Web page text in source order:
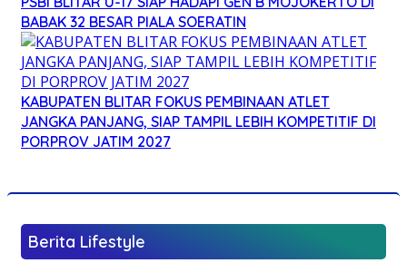
BABAK 32 BESAR PIALA SOERATIN
KABUPATEN BLITAR FOKUS PEMBINAAN ATLET
JANGKA PANJANG, SIAP TAMPIL LEBIH KOMPETITIF DI
PORPROV JATIM 2027
Berita Lifestyle